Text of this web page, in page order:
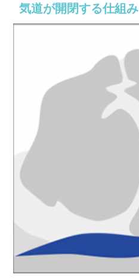
気道が開閉する仕組み